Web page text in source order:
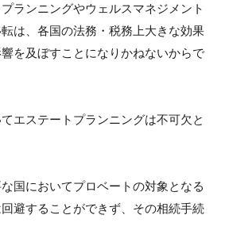
ランニングやウェルスマネジメント
は、各国の法務・税務上大きな効果
を及ぼすことになりかねないからで
エステートプランニングは不可欠と
国においてプロベートの対象となる
避することができず、その相続手続